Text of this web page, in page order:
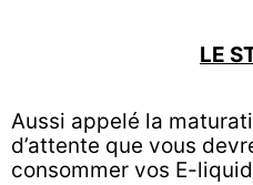
LE
Aussi appelé la
d’attente que vous
consommer vos E-